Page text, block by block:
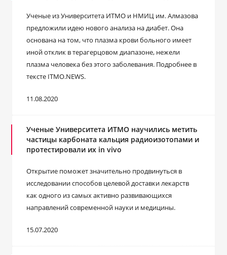
Ученые из Университета ИТМО и НМИЦ им. Алмазова
предложили идею нового анализа на диабет. Она
основана на том, что плазма крови больного имеет
иной отклик в терагерцовом диапазоне, нежели
плазма человека без этого заболевания. Подробнее в
тексте ITMO.NEWS.
11.08.2020
Ученые Университета ИТМО научились метить
частицы карбоната кальция радиоизотопами и
протестировали их in vivo
Открытие поможет значительно продвинуться в
исследовании способов целевой доставки лекарств
как одного из самых активно развивающихся
направлений современной науки и медицины.
15.07.2020